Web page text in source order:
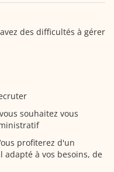
des difficultés à gérer
souhaitez vous
profiterez d'un
à vos besoins, de